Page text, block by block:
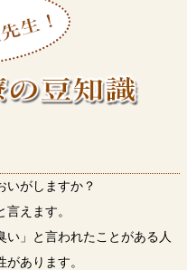
いがしますか？
言えます。
い」と言われたことがある人
あります。